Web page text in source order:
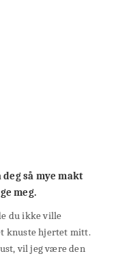
så mye makt
meg.
du ikke ville
knuste hjertet mitt.
vil jeg være den